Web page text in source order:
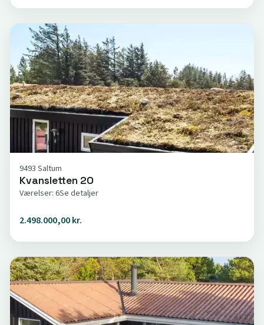
9493 Saltum
Kvansletten 20
Værelser: 6Se detaljer
2.498.000,00 kr.